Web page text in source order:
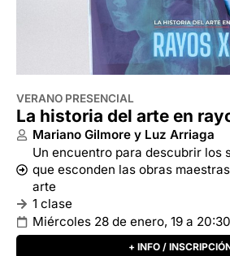
Un encuentro para descubrir los
que esconden las obras
Miércoles 28 de enero, 19 a
+ INFO / INSCRIPCIÓN
AGOTADO